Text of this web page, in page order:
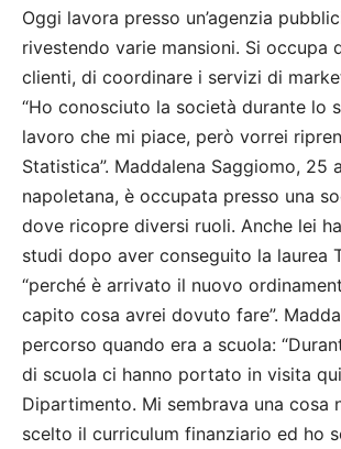
Oggi lavora presso un’agenzia
rivestendo varie mansioni. Si occupa
clienti, di coordinare i servizi di
“Ho conosciuto la società durante lo
lavoro che mi piace, però vorrei
Statistica”. Maddalena Saggiomo, 25
napoletana, è occupata presso una
dove ricopre diversi ruoli. Anche lei
studi dopo aver conseguito la laurea
“perché è arrivato il nuovo
capito cosa avrei dovuto fare”.
percorso quando era a scuola:
di scuola ci hanno portato in visita
Dipartimento. Mi sembrava una cosa
scelto il curriculum finanziario ed ho